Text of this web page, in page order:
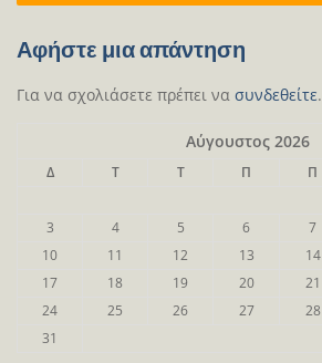
Αφήστε μια απάντηση
Για να σχολιάσετε πρέπει να συνδεθείτε.
Αύγουστος 2026
Δ Τ Τ Π Π
3
4 5 6 7
10
11 12 13 14
17
18 19 20 21
24
25 26 27 28
31